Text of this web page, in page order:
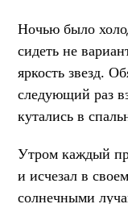
Ночью было
сидеть не
яркость звезд.
следующий раз
кутались в
Утром каждый
и исчезал в
солнечными